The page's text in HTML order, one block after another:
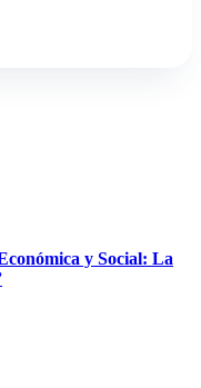
y Social: La